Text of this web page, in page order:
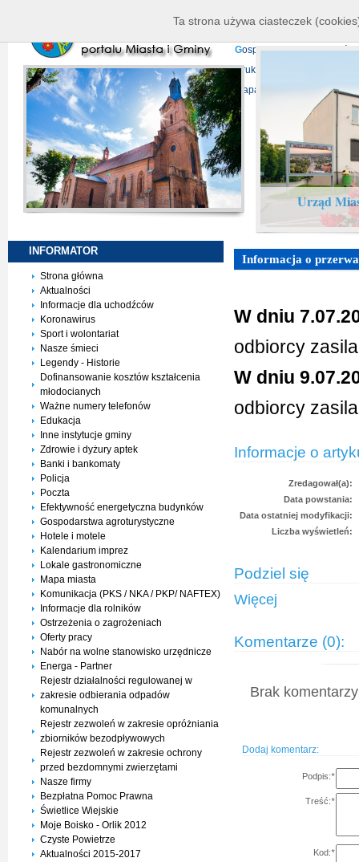
P
rojekty europejskie
Gospodarka
D ruki do pobrania
Mapa serwisu
Urząd
INFORMATOR
Strona główna
Aktualności
Informacje dla uchodźców
Koronawirus
Sport i wolontariat
Nasze śmieci
Legendy - Historie
Dofinansowanie kosztów kształcenia
młodocianych
Ważne numery telefonów
Edukacja
Inne instytucje gminy
Zdrowie i dyżury aptek
Banki i bankomaty
Policja
Poczta
Efektywność energetyczna budynków
Gospodarstwa agroturystyczne
Hotele i motele
Kalendarium imprez
Lokale gastronomiczne
Mapa miasta
Komunikacja (PKS / NKA / PKP/ NAFTEX)
Informacje dla rolników
Ostrzeżenia o zagrożeniach
Oferty pracy
Nabór na wolne stanowisko urzędnicze
Energa - Partner
Rejestr działalności regulowanej w
zakresie odbierania odpadów
komunalnych
Rejestr zezwoleń w zakresie opróżniania
zbiorników bezodpływowych
Rejestr zezwoleń w zakresie ochrony
przed bezdomnymi zwierzętami
Nasze firmy
Bezpłatna Pomoc Prawna
Świetlice Wiejskie
Moje Boisko - Orlik 2012
Czyste Powietrze
Aktualności 2015-2017
Informacja o
W dniu
odbiorcy
W dniu
odbiorcy
Informacje o
Zredagował(a):
Data powstania:
Data ostatniej modyfikacji:
Liczba wyświetleń:
Podziel się
Więcej
Komentarze (0):
Brak
Dodaj komentarz:
Podpis:*
Treść:*
Kod:*
Ta strona używa ciasteczek